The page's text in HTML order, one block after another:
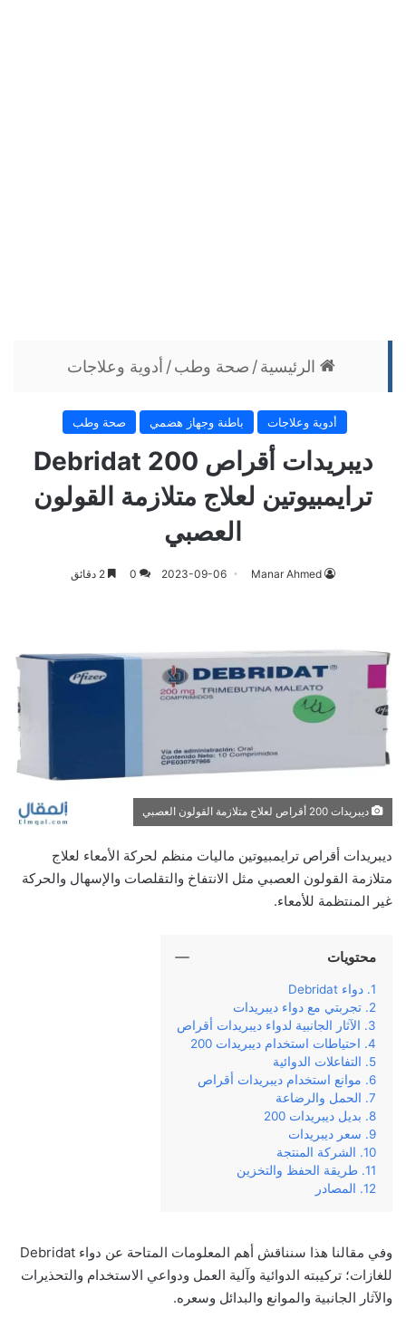
الرئيسية / صحة وطب / أدوية وعلاجات
أدوية وعلاجات باطنة وجهاز هضمي صحة وطب
ديبريدات أقراص 200 Debridat
ترايمبيوتين لعلاج متلازمة القولون
العصبي
Manar Ahmed
2023-09-06
0
ديبريدات 200 أقراص لعلاج متلازمة القولون العصبي
ديبريدات أقراص ترايمبيوتين ماليات منظم لحركة الأمعاء لعلاج
متلازمة القولون العصبي مثل الانتفاخ والتقلصات والإسهال والحركة
غير المنتظمة للأمعاء.
محتويات
دواء Debridat
تجربتي مع دواء ديبريدات
الآثار الجانبية لدواء ديبريدات أقراص
احتياطات استخدام ديبريدات 200
التفاعلات الدوائية
موانع استخدام ديبريدات أقراص
الحمل والرضاعة
بديل ديبريدات 200
سعر ديبريدات
الشركة المنتجة
طريقة الحفظ والتخزين
المصادر
وفي مقالنا هذا سنناقش أهم المعلومات المتاحة عن دواء Debridat
للغازات؛ تركيبته الدوائية وآلية العمل ودواعي الاستخدام والتحذيرات
والآثار الجانبية والموانع والبدائل وسعره.